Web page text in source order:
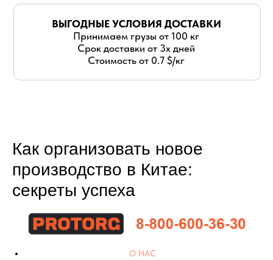
Как организовать новое
производство в Китае:
секреты успеха
О НАС